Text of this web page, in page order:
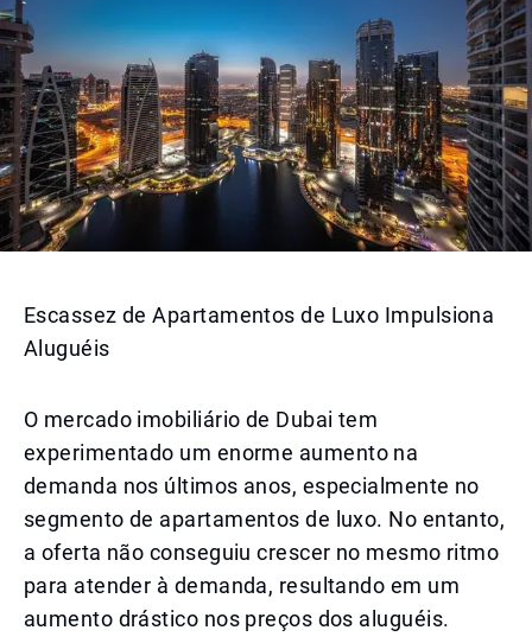
Escassez de Apartamentos de Luxo Impulsiona
Aluguéis
O mercado imobiliário de Dubai tem
experimentado um enorme aumento na
demanda nos últimos anos, especialmente no
segmento de apartamentos de luxo. No entanto,
a oferta não conseguiu crescer no mesmo ritmo
para atender à demanda, resultando em um
aumento drástico nos preços dos aluguéis.